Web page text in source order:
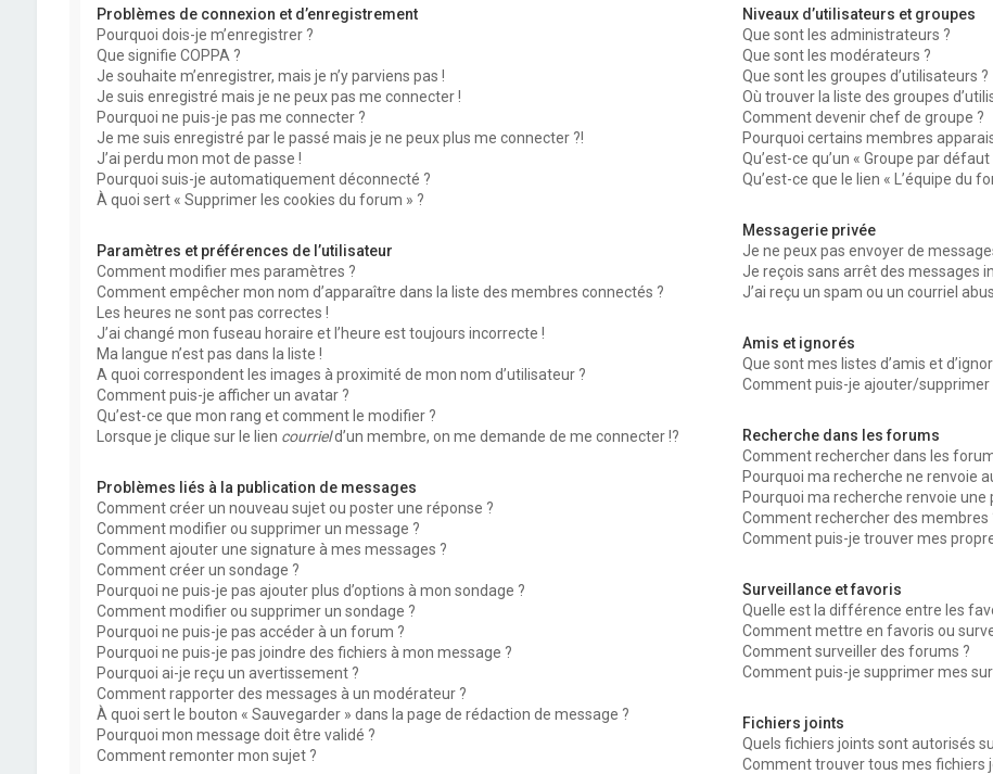
Problèmes de connexion et d’enregistrement
Pourquoi dois-je m’enregistrer ?
Que signifie COPPA ?
Je souhaite m’enregistrer, mais je n’y parviens pas !
Je suis enregistré mais je ne peux pas me connecter !
Pourquoi ne puis-je pas me connecter ?
Je me suis enregistré par le passé mais je ne peux plus me connecter ?!
J’ai perdu mon mot de passe !
Pourquoi suis-je automatiquement déconnecté ?
À quoi sert « Supprimer les cookies du forum » ?
Paramètres et préférences de l’utilisateur
Comment modifier mes paramètres ?
Comment empêcher mon nom d’apparaître dans la liste des membres connectés ?
Les heures ne sont pas correctes !
J’ai changé mon fuseau horaire et l’heure est toujours incorrecte !
Ma langue n’est pas dans la liste !
A quoi correspondent les images à proximité de mon nom d’utilisateur ?
Comment puis-je afficher un avatar ?
Qu’est-ce que mon rang et comment le modifier ?
Lorsque je clique sur le lien courrield’un membre, on me demande de me connecter !?
Problèmes liés à la publication de messages
Comment créer un nouveau sujet ou poster une réponse ?
Comment modifier ou supprimer un message ?
Comment ajouter une signature à mes messages ?
Comment créer un sondage ?
Pourquoi ne puis-je pas ajouter plus d’options à mon sondage ?
Comment modifier ou supprimer un sondage ?
Pourquoi ne puis-je pas accéder à un forum ?
Pourquoi ne puis-je pas joindre des fichiers à mon message ?
Pourquoi ai-je reçu un avertissement ?
Comment rapporter des messages à un modérateur ?
À quoi sert le bouton « Sauvegarder » dans la page de rédaction de message ?
Pourquoi mon message doit être validé ?
Comment remonter mon sujet ?
Niveaux d’utilisateurs et groupes
Que sont les administrateurs ?
Que sont les modérateurs ?
Que sont les groupes d’utilisateurs ?
Où trouver la liste des groupes
Comment devenir chef de groupe ?
Pourquoi certains membres
Qu’est-ce qu’un « Groupe par défaut
Qu’est-ce que le lien « L’équipe du
Messagerie privée
Je ne peux pas envoyer de
Je reçois sans arrêt des messages
J’ai reçu un spam ou un courriel
Amis et ignorés
Que sont mes listes d’amis et
Comment puis-je ajouter/supprimer
Recherche dans les forums
Comment rechercher dans les
Pourquoi ma recherche ne renvoie
Pourquoi ma recherche renvoie une
Comment rechercher des membres
Comment puis-je trouver mes
Surveillance et favoris
Quelle est la différence entre les
Comment mettre en favoris ou
Comment surveiller des forums ?
Comment puis-je supprimer mes
Fichiers joints
Quels fichiers joints sont autorisés
Comment trouver tous mes fichiers